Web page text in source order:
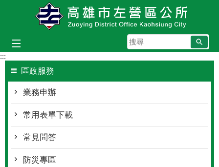
跳到主要內容區塊
搜
尋
:::
區政服務
業務申辦
常用表單下載
常見問答
防災專區